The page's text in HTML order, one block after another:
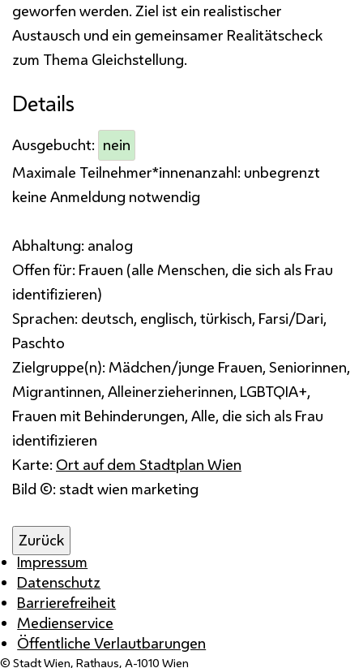
geworfen werden. Ziel ist ein realistischer
Austausch und ein gemeinsamer Realitätscheck
zum Thema Gleichstellung.
Details
Ausgebucht: nein
Maximale Teilnehmer*innenanzahl: unbegrenzt
keine Anmeldung notwendig
Abhaltung: analog
Offen für: Frauen (alle Menschen, die sich als Frau
identifizieren)
Sprachen: deutsch, englisch, türkisch, Farsi/Dari,
Paschto
Zielgruppe(n): Mädchen/junge Frauen, Seniorinnen,
Migrantinnen, Alleinerzieherinnen, LGBTQIA+,
Frauen mit Behinderungen, Alle, die sich als Frau
identifizieren
Karte: Ort auf dem Stadtplan Wien
Bild ©: stadt wien marketing
Zurück
Impressum
Datenschutz
Barrierefreiheit
Medienservice
Öffentliche Verlautbarungen
© Stadt Wien, Rathaus, A-1010 Wien